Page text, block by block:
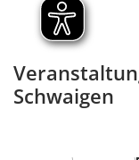
Schwaigen